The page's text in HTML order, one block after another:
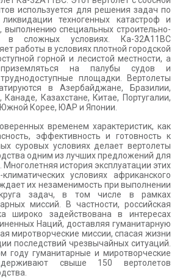
используется для решения задач по
техногенных катастроф и
выполнению специальных строительно-
в сложных условиях. Кa-32А11ВС
работы в условиях плотной городской
горной и лесистой местности, а
на палубы судов и
площадки. Вертолеты
в Азербайджане, Бразилии,
Канаде, Казахстане, Китае, Португалии,
Корее, ЮАР и Японии.
временем характеристик, как
эффективность и готовность к
суровых условиях делает вертолеты
одним из лучших предложений для
история эксплуатации этих
условиях африканского
их незаменимость при выполнении
задач, в том числе в рамках
миссий. В частности, российская
широко задействована в интересах
Наций, доставляя гуманитарную
миротворческие миссии, спасая жизни
последствий чрезвычайных ситуаций.
году гуманитарные и миротворческие
свыше 150 вертолетов